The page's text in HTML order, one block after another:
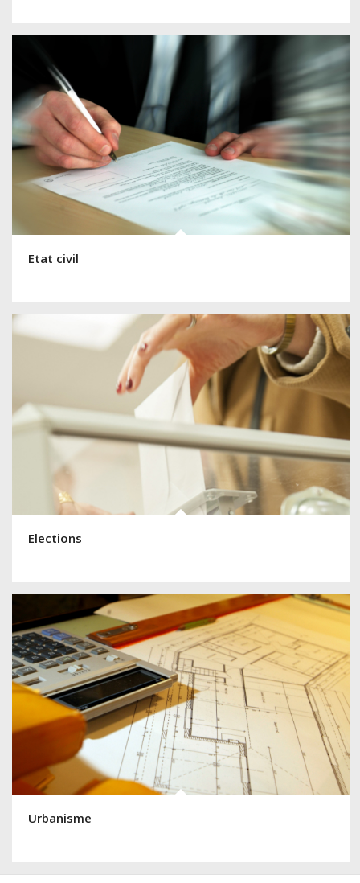
Etat civil
Elections
Urbanisme